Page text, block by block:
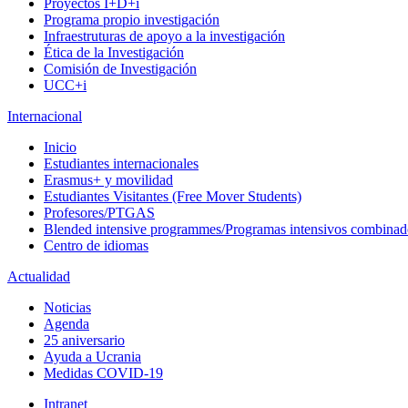
Proyectos I+D+i
Programa propio investigación
Infraestruturas de apoyo a la investigación
Ética de la Investigación
Comisión de Investigación
UCC+i
Internacional
Inicio
Estudiantes internacionales
Erasmus+ y movilidad
Estudiantes Visitantes (Free Mover Students)
Profesores/PTGAS
Blended intensive programmes/Programas intensivos
Centro de idiomas
Actualidad
Noticias
Agenda
25 aniversario
Ayuda a Ucrania
Medidas COVID-19
Intranet